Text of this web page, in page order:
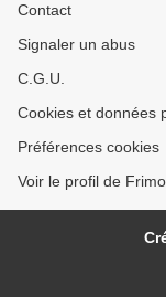
Contact
Signaler un abus
C.G.U.
Cookies et données
Préférences cookies
Voir le profil de